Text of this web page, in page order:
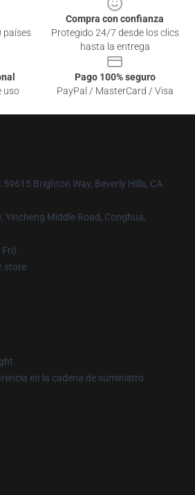
países
Compra con confianza
Protegido 24/7 desde los clics
hasta la entrega
uso
Pago 100% seguro
PayPal / MasterCard / Visa
: 59615 Brighton Way, Beverly Hills, CA
Yincheng Middle Road, Conghua,
en la cadena de suministro